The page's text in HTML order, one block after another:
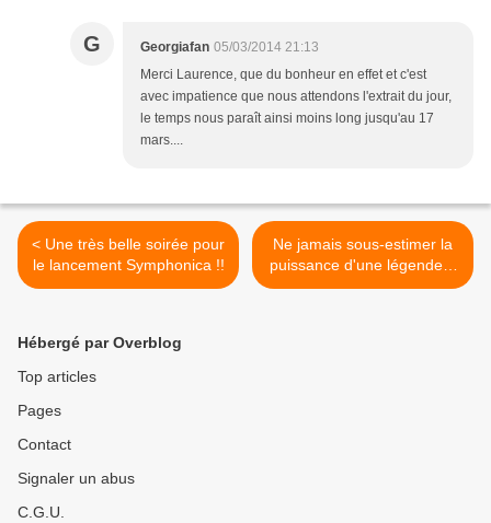
G Georgiafan 05/03/2014 21:13
Merci Laurence, que du bonheur en effet et c'est
avec impatience que nous attendons l'extrait du jour,
le temps nous paraît ainsi moins long jusqu'au 17
mars....
< Une très belle soirée pour
le lancement Symphonica !!
Ne jamais sous-estimer la
puissance d'une légende !!
>
Hébergé par Overblog
Top articles
Pages
Contact
Signaler un abus
C.G.U.